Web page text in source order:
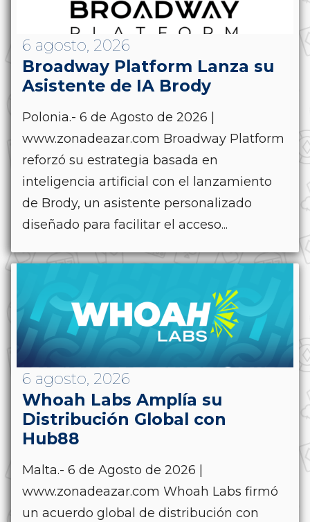
6 agosto, 2026
Broadway Platform Lanza su
Asistente de IA Brody
Polonia.- 6 de Agosto de 2026 |
www.zonadeazar.com Broadway Platform
reforzó su estrategia basada en
inteligencia artificial con el lanzamiento
de Brody, un asistente personalizado
diseñado para facilitar el acceso...
6 agosto, 2026
Whoah Labs Amplía su
Distribución Global con
Hub88
Malta.- 6 de Agosto de 2026 |
www.zonadeazar.com Whoah Labs firmó
un acuerdo global de distribución con